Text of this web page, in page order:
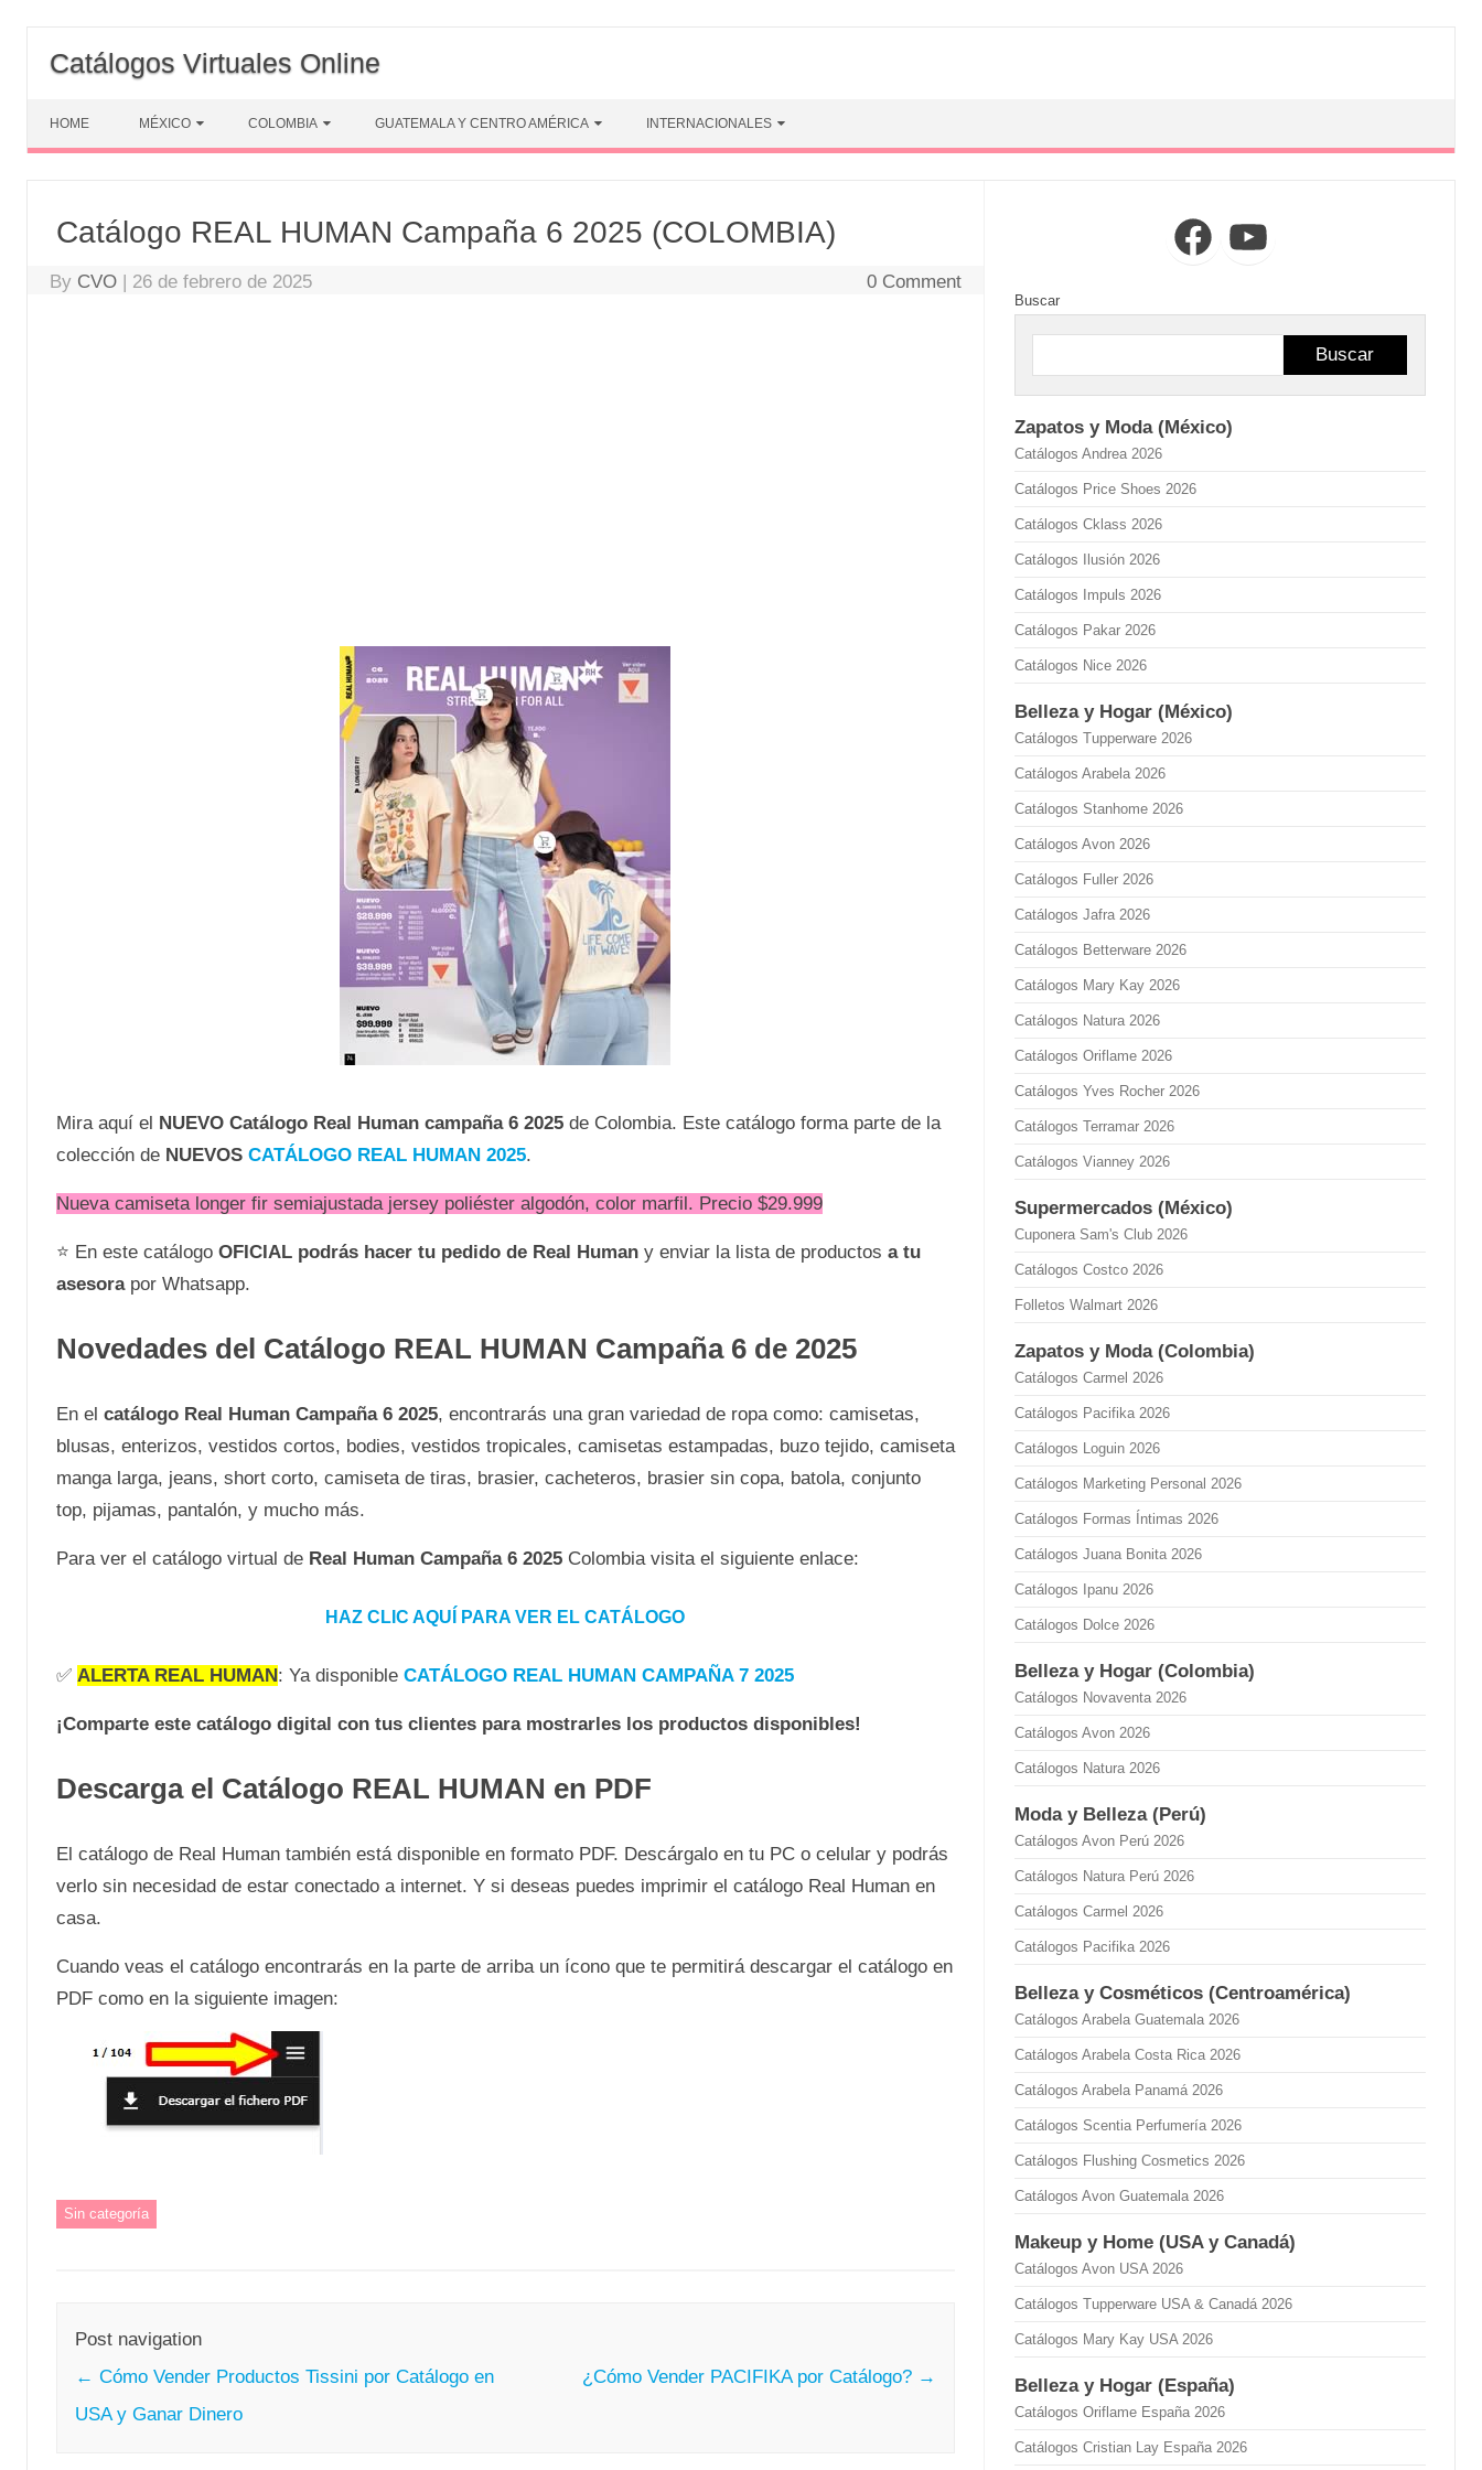
content
Catálogos Virtuales Online
HOME MÉXICO COLOMBIA GUATEMALA Y CENTRO AMÉRICA INTERNACIONALES
Catálogo REAL HUMAN Campaña 6 2025 (COLOMBIA)
By CVO | 26 de febrero de 2025 0 Comment
Mira aquí el NUEVO Catálogo Real Human campaña 6 2025 de Colombia. Este catálogo forma parte de la
colección de NUEVOS CATÁLOGO REAL HUMAN 2025.
Nueva camiseta longer fir semiajustada jersey poliéster algodón, color marfil. Precio $29.999
⭐ En este catálogo OFICIAL podrás hacer tu pedido de Real Human y enviar la lista de productos a tu
asesora por Whatsapp.
Novedades del Catálogo REAL HUMAN Campaña 6 de 2025
En el catálogo Real Human Campaña 6 2025, encontrarás una gran variedad de ropa como: camisetas,
blusas, enterizos, vestidos cortos, bodies, vestidos tropicales, camisetas estampadas, buzo tejido, camiseta
manga larga, jeans, short corto, camiseta de tiras, brasier, cacheteros, brasier sin copa, batola, conjunto
top, pijamas, pantalón, y mucho más.
Para ver el catálogo virtual de Real Human Campaña 6 2025Colombia visita el siguiente enlace:
HAZ CLIC AQUÍ PARA VER EL CATÁLOGO
✅ ALERTA REAL HUMAN: Ya disponible CATÁLOGO REAL HUMAN CAMPAÑA 7 2025
¡Comparte este catálogo digital con tus clientes para mostrarles los productos disponibles!
Descarga el Catálogo REAL HUMAN en PDF
El catálogo de Real Human también está disponible en formato PDF. Descárgalo en tu PC o celular y podrás
verlo sin necesidad de estar conectado a internet. Y si deseas puedes imprimir el catálogo Real Human en
casa.
Cuando veas el catálogo encontrarás en la parte de arriba un ícono que te permitirá descargar el catálogo en
PDF como en la siguiente imagen:
Sin categoría
Post navigation
← Cómo Vender Productos Tissini por Catálogo en
USA y Ganar Dinero
¿Cómo Vender PACIFIKA por Catálogo? →
FacebookYouTube
Buscar
Buscar
Zapatos y Moda (México)
Catálogos Andrea 2026
Catálogos Price Shoes 2026
Catálogos Cklass 2026
Catálogos Ilusión 2026
Catálogos Impuls 2026
Catálogos Pakar 2026
Catálogos Nice 2026
Belleza y Hogar (México)
Catálogos Tupperware 2026
Catálogos Arabela 2026
Catálogos Stanhome 2026
Catálogos Avon 2026
Catálogos Fuller 2026
Catálogos Jafra 2026
Catálogos Betterware 2026
Catálogos Mary Kay 2026
Catálogos Natura 2026
Catálogos Oriflame 2026
Catálogos Yves Rocher 2026
Catálogos Terramar 2026
Catálogos Vianney 2026
Supermercados (México)
Cuponera Sam's Club 2026
Catálogos Costco 2026
Folletos Walmart 2026
Zapatos y Moda (Colombia)
Catálogos Carmel 2026
Catálogos Pacifika 2026
Catálogos Loguin 2026
Catálogos Marketing Personal 2026
Catálogos Formas Íntimas 2026
Catálogos Juana Bonita 2026
Catálogos Ipanu 2026
Catálogos Dolce 2026
Belleza y Hogar (Colombia)
Catálogos Novaventa 2026
Catálogos Avon 2026
Catálogos Natura 2026
Moda y Belleza (Perú)
Catálogos Avon Perú 2026
Catálogos Natura Perú 2026
Catálogos Carmel 2026
Catálogos Pacifika 2026
Belleza y Cosméticos (Centroamérica)
Catálogos Arabela Guatemala 2026
Catálogos Arabela Costa Rica 2026
Catálogos Arabela Panamá 2026
Catálogos Scentia Perfumería 2026
Catálogos Flushing Cosmetics 2026
Catálogos Avon Guatemala 2026
Makeup y Home (USA y Canadá)
Catálogos Avon USA 2026
Catálogos Tupperware USA & Canadá 2026
Catálogos Mary Kay USA 2026
Belleza y Hogar (España)
Catálogos Oriflame España 2026
Catálogos Cristian Lay España 2026